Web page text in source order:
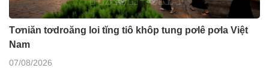
Tơniăn tơdroăng loi tĭng tiô khôp tung pơlê pơla Việt
Nam
07/08/2026